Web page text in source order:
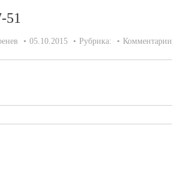
51
05.10.2015 Рубрика: Комментарии